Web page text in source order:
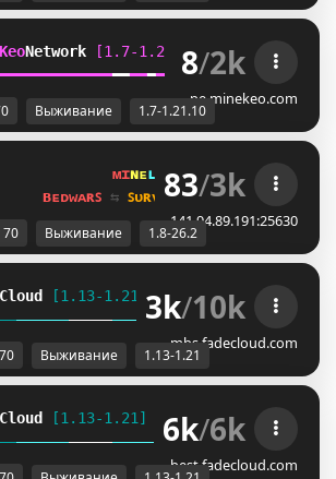
Network [1.7-1.21.10] TOWNY
━━━━━━━━━━━━━━━━━━━ SKYBLOCK
8/2k
pe.minekeo.com
Выживание 1.7-1.21.10
ᴍɪɴᴇʟᴀ ɴᴅ ɴᴇᴛᴡᴏʀᴋ ☀
ʙᴇᴅᴡᴀʀꜱ ⇆ ꜱᴜʀᴠɪᴠᴀʟ ꜱᴍᴘ ⇆ ꜱᴋʏʙʟᴏᴄᴋ
83/3k
141.94.89.191:25630
70 Выживание 1.8-26.2
Cloud [1.13-1.21] PRISON GENS
3k/10k
mbs.fadecloud.com
70 Выживание 1.13-1.21
Cloud [1.13-1.21] PRISON GENS
6k/6k
best.fadecloud.com